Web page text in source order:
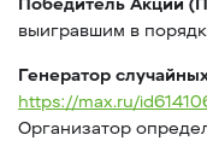
Победитель Акции
выигравшим в
Генератор
https://max.ru/
Организатор